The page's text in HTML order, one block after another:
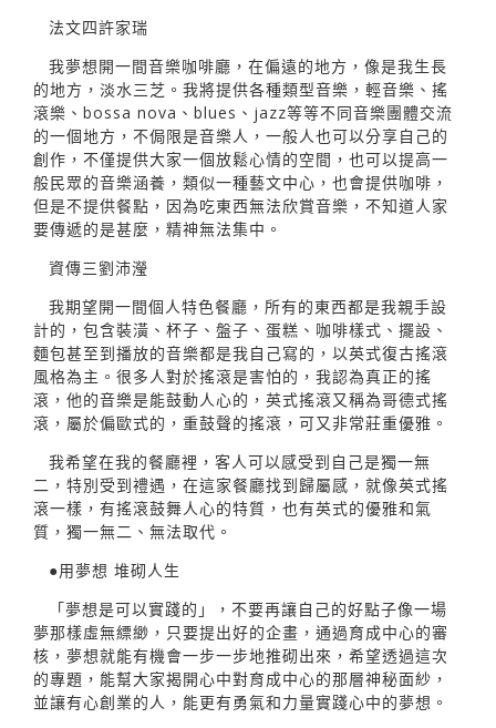
法文四許家瑞
我夢想開一間音樂咖啡廳，在偏遠的地方，像是我生長
的地方，淡水三芝。我將提供各種類型音樂，輕音樂、搖
滾樂、bossa nova、blues、jazz等等不同音樂團體交流
的一個地方，不侷限是音樂人，一般人也可以分享自己的
創作，不僅提供大家一個放鬆心情的空間，也可以提高一
般民眾的音樂涵養，類似一種藝文中心，也會提供咖啡，
但是不提供餐點，因為吃東西無法欣賞音樂，不知道人家
要傳遞的是甚麼，精神無法集中。
資傳三劉沛瀅
我期望開一間個人特色餐廳，所有的東西都是我親手設
計的，包含裝潢、杯子、盤子、蛋糕、咖啡樣式、擺設、
麵包甚至到播放的音樂都是我自己寫的，以英式復古搖滾
風格為主。很多人對於搖滾是害怕的，我認為真正的搖
滾，他的音樂是能鼓動人心的，英式搖滾又稱為哥德式搖
滾，屬於偏歐式的，重鼓聲的搖滾，可又非常莊重優雅。
我希望在我的餐廳裡，客人可以感受到自己是獨一無
二，特別受到禮遇，在這家餐廳找到歸屬感，就像英式搖
滾一樣，有搖滾鼓舞人心的特質，也有英式的優雅和氣
質，獨一無二、無法取代。
●用夢想 堆砌人生
「夢想是可以實踐的」，不要再讓自己的好點子像一場
夢那樣虛無縹緲，只要提出好的企畫，通過育成中心的審
核，夢想就能有機會一步一步地推砌出來，希望透過這次
的專題，能幫大家揭開心中對育成中心的那層神秘面紗，
並讓有心創業的人，能更有勇氣和力量實踐心中的夢想。